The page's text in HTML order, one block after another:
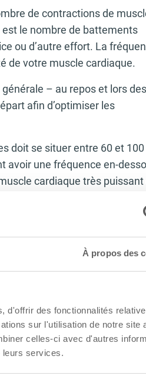
À propos des
d'offrir des fonctionnalités
sur l'utilisation de notre site
celles-ci avec d'autres
leurs services.
de contractions de
le nombre de battements
ou d’autre effort. La
de votre muscle cardiaque.
– au repos et lors des
afin d’optimiser les
doit se situer entre 60 et 100
avoir une fréquence en-
cardiaque très puissant
renforcement du muscle
pure (résistance ou force),
pas tendance à